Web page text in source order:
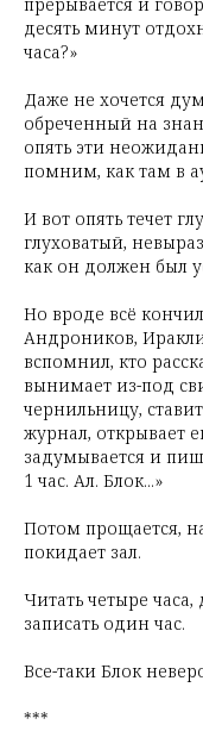
десять минут
часа?»
Даже не хочется
обреченный на
опять эти
помним, как там в
И вот опять течет
глуховатый,
как он должен был
Но вроде всё
Андроников,
вспомнил, кто
вынимает из-под
чернильницу,
журнал, открывает
задумывается и
1 час. Ал. Блок...»
Потом прощается,
покидает зал.
Читать четыре часа,
записать один час.
Все-таки Блок
***